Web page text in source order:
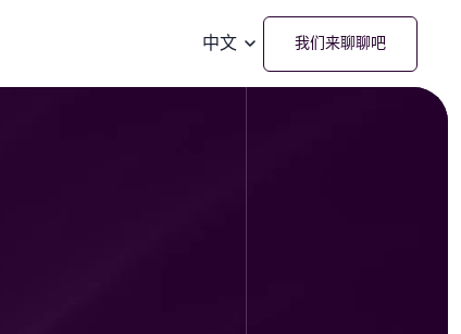
中文 我们来聊聊吧